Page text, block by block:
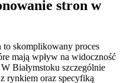
stron w
skomplikowany proces
mają wpływ na widoczność
Białymstoku szczególnie
rynkiem oraz specyfiką